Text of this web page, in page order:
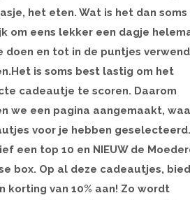
het eten. Wat is het dan soms
om eens lekker een dagje
doen en tot in de puntjes
is soms best lastig om het
cadeautje te scoren. Daarom
we een pagina aangemaakt,
voor je hebben geselecteerd.
een top 10 en NIEUW de
box. Op al deze cadeautjes,
korting van 10% aan! Zo wordt